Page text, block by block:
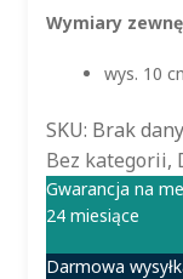
Wymiary
wys. 10
SKU: Brak
Bez kategorii,
Gwarancja na
24 miesiące
Darmowa